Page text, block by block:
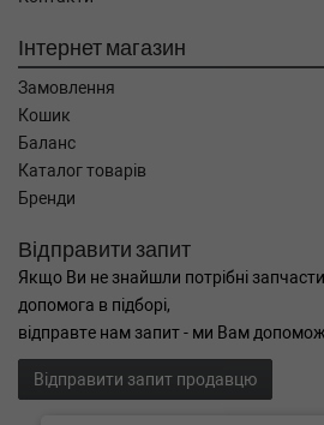
Інтернет магазин
Замовлення
Кошик
Баланс
Каталог товарів
Бренди
Відправити запит
Якщо Ви не знайшли потрібні
допомога в підборі,
відправте нам запит - ми Вам
Відправити запит продавцю